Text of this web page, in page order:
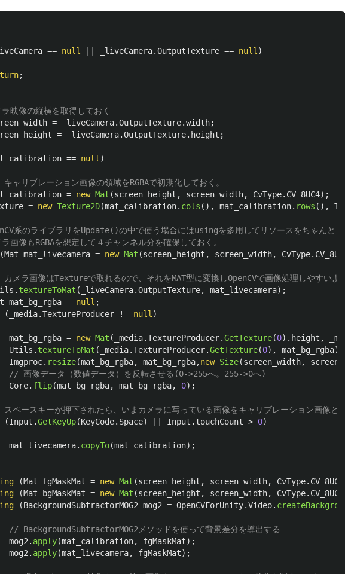
== null _liveCamera.OutputTexture == null )
;
映像の縦横を取得しておく
= _liveCamera.OutputTexture.width;
= _liveCamera.OutputTexture. height ;
== null )
ャリブレーション画像の領域をRGBAで初期化しておく。
= new Mat (screen_height , screen_width, CvType. CV_8UC4);
= new Texture2D(mat_calibration. cols (), mat_calibration. rows (),
系のライブラリをUpdate()の中で使う場合にはusingを多用してリソースをちゃんとリ
画像もRGBAを想定して４チャンネル分を確保しておく。
(Mat mat_livecamera = new Mat (screen_height , screen_width, CvType.
メラ画像はTextureで取れるので、それをMAT型に変換しOpenCVで画像処理しやすいよ
. textureToMat ( _liveCamera.OutputTexture, mat_livecamera);
mat_bg_rgba = null ;
( _media.TextureProducer != null )
mat_bg_rgba = new Mat ( _media.TextureProducer.GetTexture(0). height ,
Utils . textureToMat ( _media.TextureProducer.GetTexture(0), mat_bg_rgba);
Imgproc. resize(mat_bg_rgba, mat_bg_rgba,new Size(screen_width,
// 画像データ（数値データ）を反転させる(0->255へ。255->0へ)
Core. flip(mat_bg_rgba, mat_bg_rgba, 0);
ペースキーが押下されたら、いまカメラに写っている画像をキャリブレーション画像と
(Input .GetKeyUp(KeyCode. Space) Input . touchCount > 0)
mat_livecamera. copyTo(mat_calibration);
(Mat fgMaskMat = new Mat (screen_height , screen_width, CvType. CV_8UC1
(Mat bgMaskMat = new Mat (screen_height , screen_width, CvType. CV_8UC1
(BackgroundSubtractorMOG2 mog2 = OpenCVForUnity.Video.
// BackgroundSubtractorMOG2メソッドを使って背景差分を導出する
mog2 . apply(mat_calibration, fgMaskMat);
mog2 . apply(mat_livecamera, fgMaskMat);